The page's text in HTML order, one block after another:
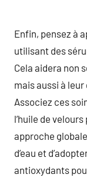
Enfin, pensez à
utilisant des
Cela aidera non
mais aussi à
Associez ces
l’huile de
approche
d’eau et
antioxydants